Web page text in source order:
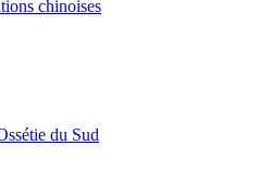
chinoises
du Sud